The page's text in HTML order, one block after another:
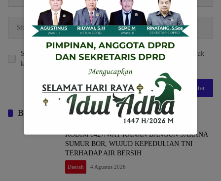
Simpan nama, email, dan situs web saya pada peramban ini untuk
komentar saya berikutnya.
Baca Juga
KODIM 0427/WAY KANAN BANGUN SARANA
SUMUR BOR, WUJUD KEPEDULIAN TNI
TERHADAP AIR BERSIH
Daerah 4 Agustus 2026